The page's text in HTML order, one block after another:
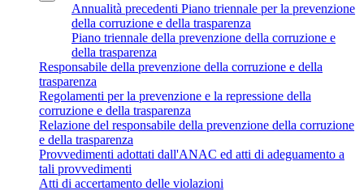
Annualità precedenti Piano triennale per la prevenzione
della corruzione e della trasparenza
Piano triennale della prevenzione della corruzione e
della trasparenza
Responsabile della prevenzione della corruzione e della
trasparenza
Regolamenti per la prevenzione e la repressione della
corruzione e della trasparenza
Relazione del responsabile della prevenzione della corruzione
e della trasparenza
Provvedimenti adottati dall'ANAC ed atti di adeguamento a
tali provvedimenti
Atti di accertamento delle violazioni